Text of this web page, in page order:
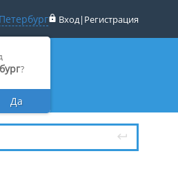
?
Да
Вход| Регистрация